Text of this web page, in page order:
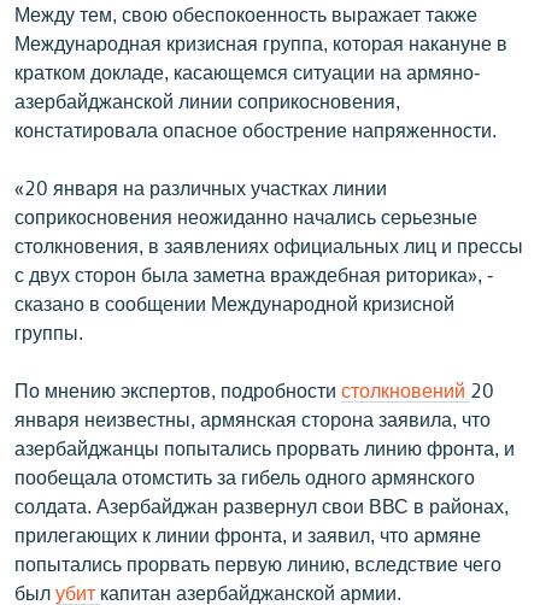
Между тем, свою обеспокоенность выражает также
Международная кризисная группа, которая накануне в
кратком докладе, касающемся ситуации на армяно-
азербайджанской линии соприкосновения,
констатировала опасное обострение напряженности.
«20 января на различных участках линии
соприкосновения неожиданно начались серьезные
столкновения, в заявлениях официальных лиц и прессы
с двух сторон была заметна враждебная риторика», -
сказано в сообщении Международной кризисной
группы.
По мнению экспертов, подробности столкновений 20
января неизвестны, армянская сторона заявила, что
азербайджанцы попытались прорвать линию фронта, и
пообещала отомстить за гибель одного армянского
солдата. Азербайджан развернул свои ВВС в районах,
прилегающих к линии фронта, и заявил, что армяне
попытались прорвать первую линию, вследствие чего
был убит капитан азербайджанской армии.